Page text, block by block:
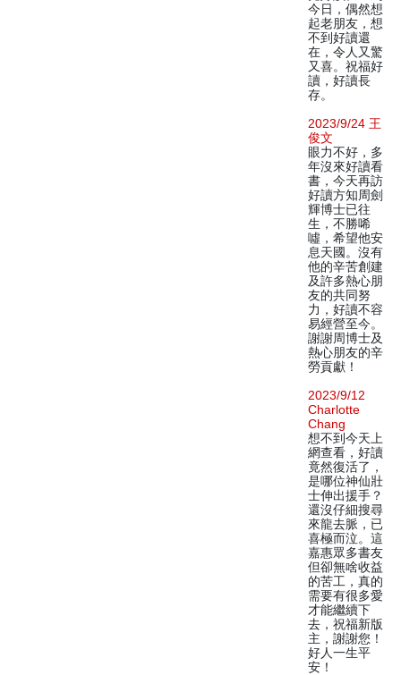
今日，偶然想
起老朋友，想
不到好讀還
在，令人又驚
又喜。祝福好
讀，好讀長
存。
2023/9/24 王
俊文
眼力不好，多
年沒來好讀看
書，今天再訪
好讀方知周劍
輝博士已往
生，不勝唏
噓，希望他安
息天國。沒有
他的辛苦創建
及許多熱心朋
友的共同努
力，好讀不容
易經營至今。
謝謝周博士及
熱心朋友的辛
勞貢獻！
2023/9/12
Charlotte
Chang
想不到今天上
網查看，好讀
竟然復活了，
是哪位神仙壯
士伸出援手？
還沒仔細搜尋
來龍去脈，已
喜極而泣。這
嘉惠眾多書友
但卻無啥收益
的苦工，真的
需要有很多愛
才能繼續下
去，祝福新版
主，謝謝您！
好人一生平
安！